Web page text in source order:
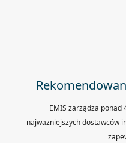
EMIS zarządza ponad
najważniejszych dostawców